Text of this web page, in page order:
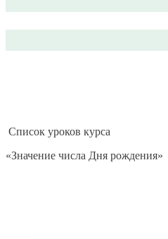
Список уроков курса
«Значение числа Дня рождения»